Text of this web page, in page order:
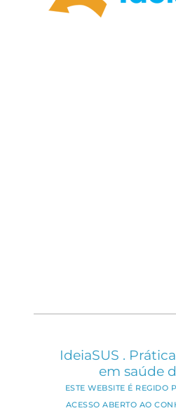
IdeiaSUS .
em saúde
ESTE WEBSITE É REGIDO
ACESSO ABERTO AO